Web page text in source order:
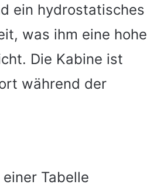
ein hydrostatisches
was ihm eine hohe
Die Kabine ist
während der
Tabelle